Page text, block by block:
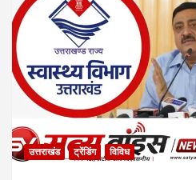
उत्तराखंड ट्रेंडिंग विविध